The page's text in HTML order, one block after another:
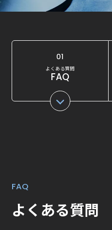
01
よくある質問
FAQ
FAQ
よくある質問